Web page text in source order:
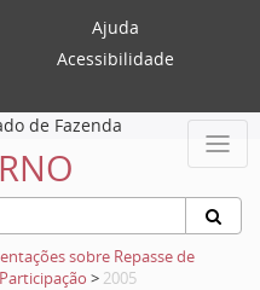
Ajuda
Acessibilidade
de Fazenda
sobre Repasse de
> 2005